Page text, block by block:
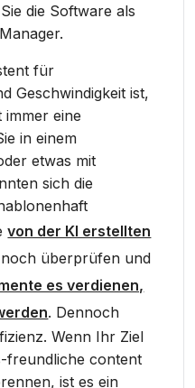
die Software als
für
Geschwindigkeit ist,
immer eine
in einem
etwas mit
sich die
von der KI erstellten
überprüfen und
es verdienen,
. Dennoch
Wenn Ihr Ziel
freundliche content
ist es ein